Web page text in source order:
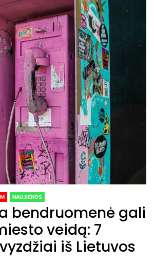
NAUJIENOS
bendruomenė gali
veidą: 7
iš Lietuvos